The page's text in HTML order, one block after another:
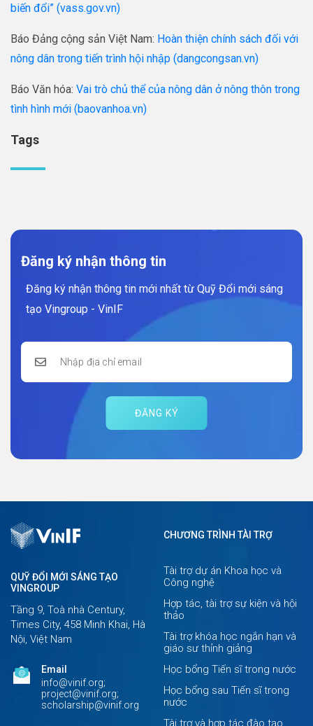
biến đổi” (vass.gov.vn)
Báo Đảng cộng sản Việt Nam: Hoàn thiện chính sách đối với
nông dân trong tiến trình hội nhập (dangcongsan.vn)
Báo Văn hóa: Vai trò chủ thể của nông dân ở nông thôn trong
tình hình mới (baovanhoa.vn)
Tags
Đăng ký nhận thông tin
Đăng ký nhận thông tin mới nhất từ Quỹ Đổi mới sáng
tạo Vingroup - VinIF
ĐĂNG KÝ
QUỸ ĐỔI MỚI SÁNG TẠO
VINGROUP
Tầng 9, Toà nhà Century,
Times City, 458 Minh Khai, Hà
Nội, Việt Nam
Email
info@vinif.org;
project@vinif.org;
scholarship@vinif.org
CHƯƠNG TRÌNH TÀI TRỢ
Tài trợ dự án Khoa học và
Công nghệ
Hợp tác, tài trợ sự kiện và hội
thảo
Tài trợ khóa học ngắn hạn và
giáo sư thỉnh giảng
Học bổng Tiến sĩ trong nước
Học bổng sau Tiến sĩ trong
nước
Tài trợ và hợp tác đào tạo